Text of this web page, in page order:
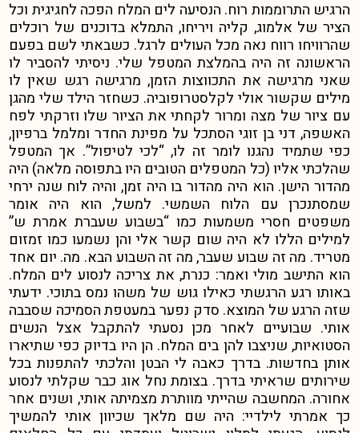
הרגיש התרוממות רוח. הנסיעה לים המלח הפכה לחגיגית וכל
הציר של אלמוג, קליה ויריחו, התמלא בדוכנים של רוכלים
שהרוויחו רווח נאה מכל העולים לרגל. כשבאתי לשם בפעם
הראשונה זה היה בהמלצת המטפל שלי. ניסיתי להסביר לו
שאני מרגישה את התכווצות הזמן, מרגישה רגש שאין לו
מילים שקשור אולי לקלסטרופוביה. כשחזר הילד שלי מהגן
עם ציור של מצה ומרור לקחתי את הציור שלו וזרקתי לפח
האשפה, דני בן זוגי הסתכל על מפינת החדר ומלמל ברפיון,
כפי שתמיד נהגנו לומר זה לו, “לכי לטיפול”. אך המטפל
שהלכתי אליו (כל המטפלים הטובים היו בתפוסה מלאה) היה
מהדור הישן. הוא היה מהדור בו היה זמן, והיה לוח שנה ירחי
שמסתנכרן עם הלוח השמשי. למשל, הוא היה אומר
משפטים חסרי משמעות כמו “בשבוע שעברת אמרת ש”
למילים הללו לא היה שום קשר אלי והן נשמעו כמו זמזום
מטריד. מה זה שבוע שעבר, מה זה השבוע הבא. מה. יום אחד
הוא התישב מולי ואמר: כנרת, את צריכה לנסוע לים המלח.
באותו רגע הרגשתי כאילו גוש של משהו נמס בתוכי. ידעתי
שזה הרגע של המוצא. סדק נפער במעטפת הסמיכה שסבבה
אותי. שבועיים לאחר מכן נסעתי להתקבל אצל הנשים
הסטואיות, שניצבו להן בים המלח. הן היו בדיוק כפי שתיארו
אותן בחדשות. בדרך כאבה לי הבטן והלכתי להתפנות בכל
שירותים שראיתי בדרך. בצומת נחל אוג כבר שקלתי לנסוע
אחורה. המחשבה שהייתי מוותרת מצמיתה אותי, ושנים אחר
כך אמרתי לילדיי: היה שם מלאך שכיוון אותי להמשיך